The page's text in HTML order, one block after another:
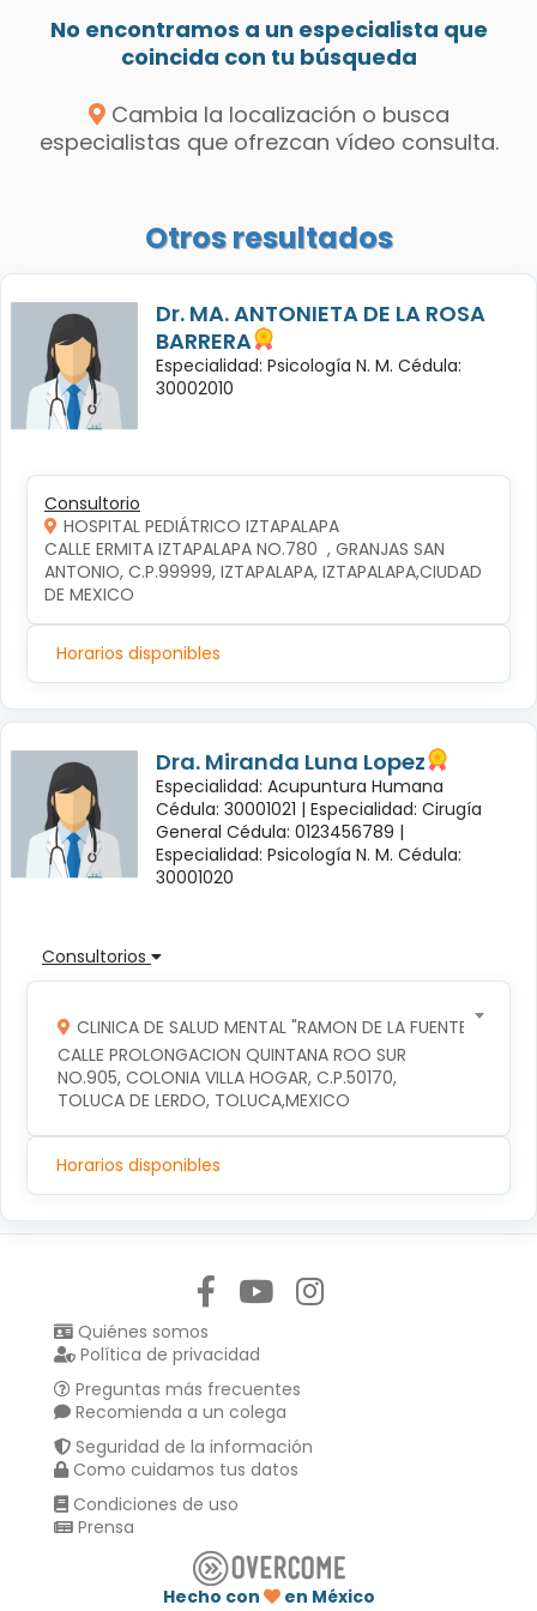
No encontramos a un especialista que
coincida con tu búsqueda
Cambia la localización o busca
especialistas que ofrezcan vídeo consulta.
Otros resultados
Dr. MA. ANTONIETA DE LA ROSA
BARRERA
Especialidad: Psicología N. M. Cédula:
30002010
Consultorio
HOSPITAL PEDIÁTRICO IZTAPALAPA
CALLE ERMITA IZTAPALAPA NO.780  , GRANJAS SAN
ANTONIO, C.P.99999, IZTAPALAPA, IZTAPALAPA,CIUDAD
DE MEXICO
Horarios disponibles
Dra. Miranda Luna Lopez
Especialidad: Acupuntura Humana
Cédula: 30001021 | Especialidad: Cirugía
General Cédula: 0123456789 |
Especialidad: Psicología N. M. Cédula:
30001020
Consultorios
CLINICA DE SALUD MENTAL "RAMON DE LA FUENTE"
CALLE PROLONGACION QUINTANA ROO SUR
NO.905, COLONIA VILLA HOGAR, C.P.50170,
TOLUCA DE LERDO, TOLUCA,MEXICO
Horarios disponibles
Quiénes somos
Política de privacidad
Preguntas más frecuentes
Recomienda a un colega
Seguridad de la información
Como cuidamos tus datos
Condiciones de uso
Prensa
Hecho con en México